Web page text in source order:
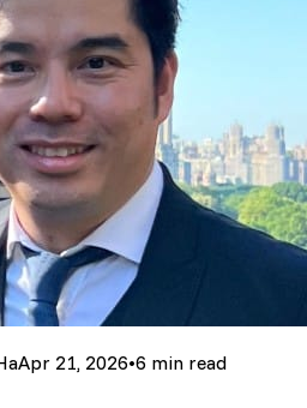
Apr 21, 2026•6 min read